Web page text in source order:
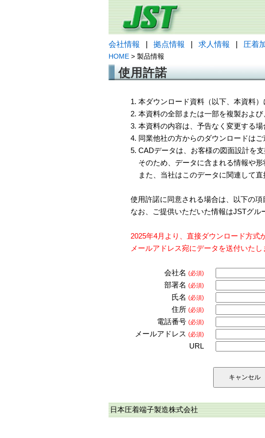
会社情報 拠点情報 求人情報 圧着
HOME > 製品情報
使用許諾
1. 本ダウンロード資料（以下、本資料
2. 本資料の全部または一部を複製およ
3. 本資料の内容は、予告なく変更する
4. 同業他社の方からのダウンロードはご
5. CADデータは、お客様の図面設計を支
そのため、データに含まれる情報や形
また、当社はこのデータに関連して直
使用許諾に同意される場合は、以下の
なお、ご提供いただいた情報はJSTグル
2025年4月より、直接ダウンロード方式
メールアドレス宛にデータを送付いた
会社名 (必須)
部署名 (必須)
氏名 (必須)
住所 (必須)
電話番号 (必須)
メールアドレス (必須)
URL
日本圧着端子製造株式会社